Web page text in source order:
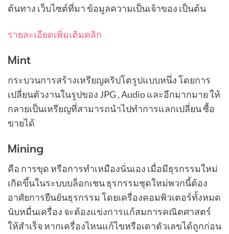
ต้นทาง เว็บไซต์ที่มา ข้อมูลความเป็นเจ้าของ เป็นต้น
รายละเอียดเพิ่มเติมคลิก
Mint
กระบวนการสร้างเหรียญคริปโตรูปแบบหนึ่ง โดยการ
เปลี่ยนตัวงานในรูปของ JPG , Audio และอีกมากมาย ให้
กลายเป็นเหรียญที่สามารถนำไปทำการแลกเปลี่ยน ซื้อ
ขายได้
Mining
คือ การขุด หรือการทำเหมืองนั่นเอง เมื่อมีธุรกรรมใหม่
เกิดขึ้นในระบบบล็อกเชน ธุรกรรมชุดใหม่พวกนี้ต้อง
อาศัยการยืนยันธุรกรรม โดยเครื่องคอมพิวเตอร์ทั้งหมด
นับหมื่นเครื่อง จะต้องแข่งการแก้สมการคณิตศาสตร์
ให้สำเร็จ หากเครื่องไหนแก้ไขหรือเดาตัวเลขได้ถูกก่อน